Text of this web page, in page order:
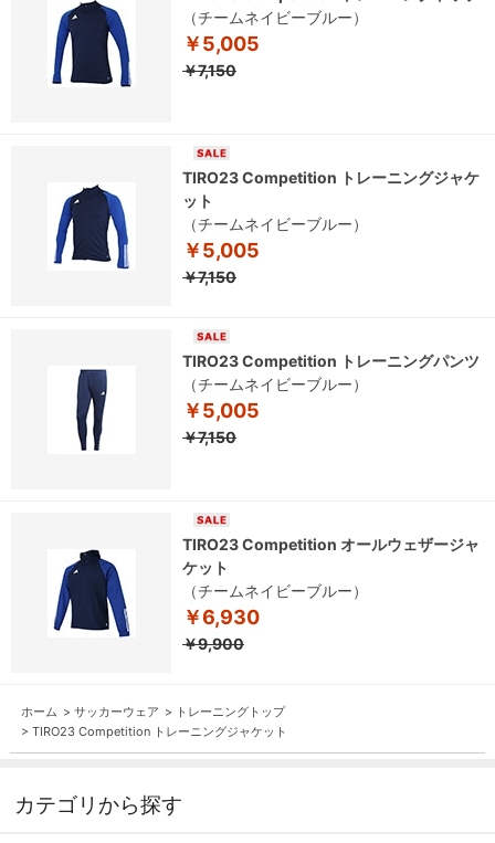
（チームネイビーブルー）
￥5,005
￥7,150
TIRO23 Competition トレーニングジャケ
ット
（チームネイビーブルー）
￥5,005
￥7,150
TIRO23 Competition トレーニングパンツ
（チームネイビーブルー）
￥5,005
￥7,150
TIRO23 Competition オールウェザージャ
ケット
（チームネイビーブルー）
￥6,930
￥9,900
ホーム > サッカーウェア > トレーニングトップ
> TIRO23 Competition トレーニングジャケット
カテゴリから探す